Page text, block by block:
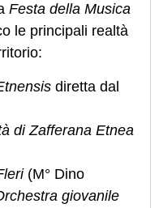
Festa della Musica
le principali realtà
diretta dal
di Zafferana Etnea
(M° Dino
giovanile